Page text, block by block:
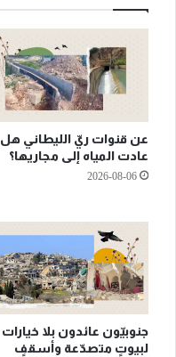
عن قنوات ريّ الليطاني هل
عادت المياه إلى مجاريها؟
2026-08-06
جنوبيّون عائدون بلا خيارات
لبيوتٍ متصدّعة وأسقفٍ